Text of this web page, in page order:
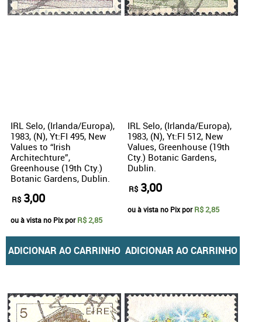
IRL Selo, (Irlanda/Europa),
1983, (N), Yt:FI 495, New
Values to “Irish
Architechture”,
Greenhouse (19th Cty.)
Botanic Gardens, Dublin.
R$ 3,00
ou à vista no Pix porR$ 2,85
ADICIONAR AO CARRINHO
IRL Selo, (Irlanda/Europa),
1983, (N), Yt:FI 512, New
Values, Greenhouse (19th
Cty.) Botanic Gardens,
Dublin.
R$ 3,00
ou à vista no Pix porR$ 2,85
ADICIONAR AO CARRINHO